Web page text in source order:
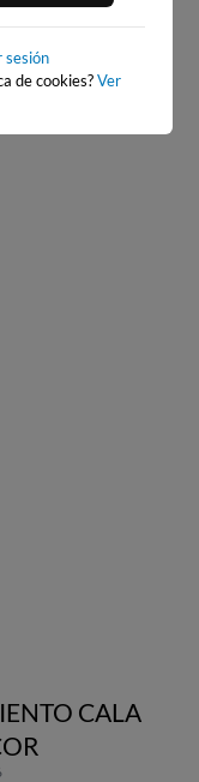
CALA
sesión
de cookies?Ver